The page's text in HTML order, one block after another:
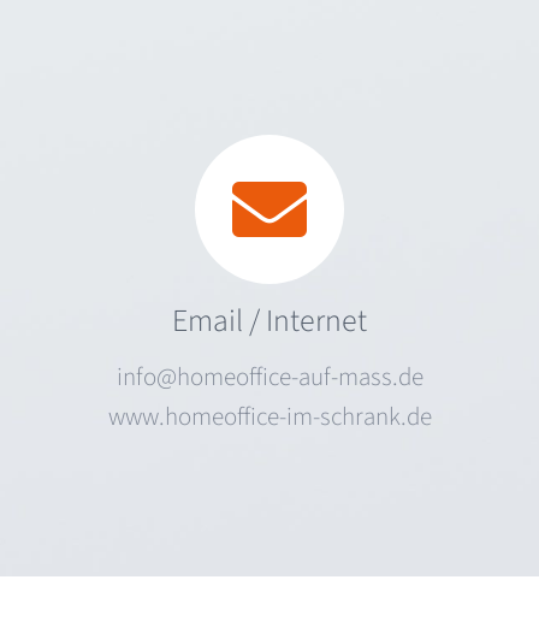
Email / Internet
info@homeoffice-auf-mass.de
www.homeoffice-im-schrank.de